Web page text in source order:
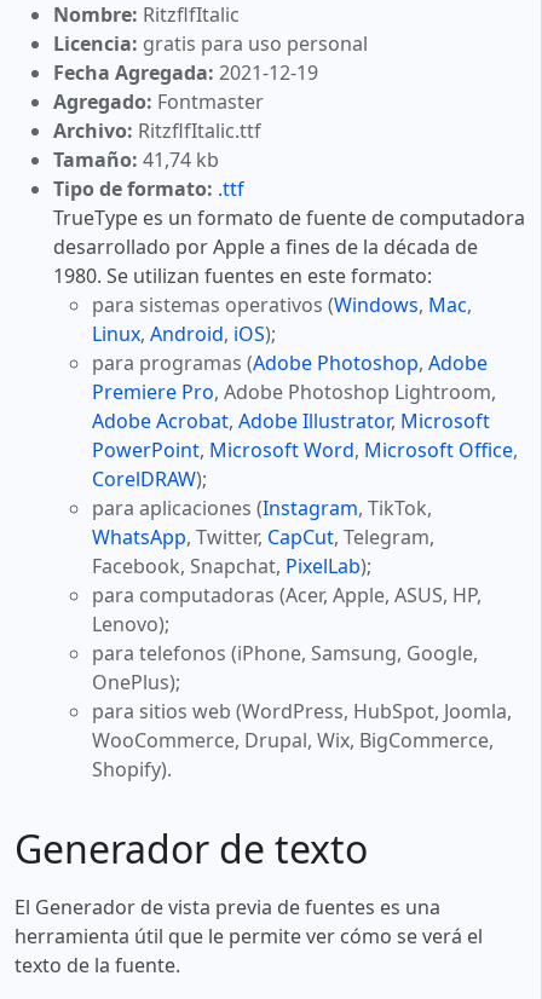
Nombre: RitzflfItalic
Licencia: gratis para uso personal
Fecha Agregada: 2021-12-19
Agregado: Fontmaster
Archivo: RitzflfItalic.ttf
Tamaño: 41,74 kb
Tipo de formato: .ttf
TrueType es un formato de fuente de computadora
desarrollado por Apple a fines de la década de
1980. Se utilizan fuentes en este formato:
para sistemas operativos (Windows, Mac,
Linux, Android, iOS);
para programas (Adobe Photoshop, Adobe
Premiere Pro, Adobe Photoshop Lightroom,
Adobe Acrobat, Adobe Illustrator, Microsoft
PowerPoint, Microsoft Word, Microsoft Office,
CorelDRAW);
para aplicaciones (Instagram, TikTok,
WhatsApp, Twitter, CapCut, Telegram,
Facebook, Snapchat, PixelLab);
para computadoras (Acer, Apple, ASUS, HP,
Lenovo);
para telefonos (iPhone, Samsung, Google,
OnePlus);
para sitios web (WordPress, HubSpot, Joomla,
WooCommerce, Drupal, Wix, BigCommerce,
Shopify).
Generador de texto
El Generador de vista previa de fuentes es una
herramienta útil que le permite ver cómo se verá el
texto de la fuente.